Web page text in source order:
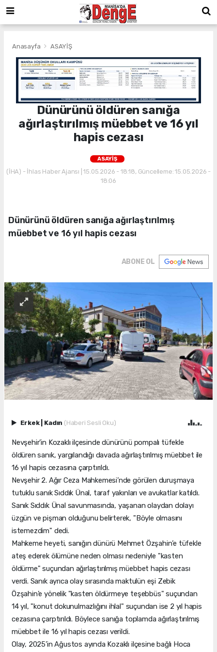
Anasayfa ASAYİŞ
Dünürünü öldüren sanığa
ağırlaştırılmış müebbet ve 16 yıl
hapis cezası
ASAYİŞ
(İHA) - İhlas Haber Ajansı | 15.05.2026 - 18:18, Güncelleme: 15.05.2026 -
18:06
Dünürünü öldüren sanığa ağırlaştırılmış
müebbet ve 16 yıl hapis cezası
ABONE OL
Erkek Kadın (Haberi Sesli Oku)
Nevşehir’in Kozaklı ilçesinde dünürünü pompalı tüfekle
öldüren sanık, yargılandığı davada ağırlaştırılmış müebbet ile
16 yıl hapis cezasına çarptırıldı.
Nevşehir 2. Ağır Ceza Mahkemesi’nde görülen duruşmaya
tutuklu sanık Sıddık Ünal, taraf yakınları ve avukatlar katıldı.
Sanık Sıddık Ünal savunmasında, yaşanan olaydan dolayı
üzgün ve pişman olduğunu belirterek, "Böyle olmasını
istemezdim" dedi.
Mahkeme heyeti, sanığın dünürü Mehmet Özşahin’e tüfekle
ateş ederek ölümüne neden olması nedeniyle "kasten
öldürme" suçundan ağırlaştırılmış müebbet hapis cezası
verdi. Sanık ayrıca olay sırasında maktulün eşi Zebik
Özşahin’e yönelik "kasten öldürmeye teşebbüs" suçundan
14 yıl, "konut dokunulmazlığını ihlal" suçundan ise 2 yıl hapis
cezasına çarptırıldı. Böylece sanığa toplamda ağırlaştırılmış
müebbet ile 16 yıl hapis cezası verildi.
Olay, 2025’in Ağustos ayında Kozaklı ilçesine bağlı Hoca